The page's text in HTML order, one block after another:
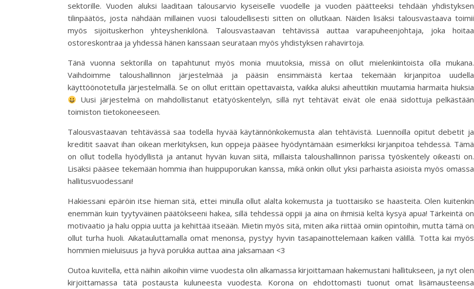
sektorille. Vuoden aluksi laaditaan talousarvio kyseiselle vuodelle ja vuoden päätteeksi tehdään yhdistyksen
tilinpäätös, josta nähdään millainen vuosi taloudellisesti sitten on ollutkaan. Näiden lisäksi talousvastaava toimii
myös sijoituskerhon yhteyshenkilönä. Talousvastaavan tehtävissä auttaa varapuheenjohtaja, joka hoitaa
ostoreskontraa ja yhdessä hänen kanssaan seurataan myös yhdistyksen rahavirtoja.
Tänä vuonna sektorilla on tapahtunut myös monia muutoksia, missä on ollut mielenkiintoista olla mukana.
Vaihdoimme taloushallinnon järjestelmää ja pääsin ensimmäistä kertaa tekemään kirjanpitoa uudella
käyttöönotetulla järjestelmällä. Se on ollut erittäin opettavaista, vaikka aluksi aiheuttikin muutamia harmaita hiuksia
Uusi järjestelmä on mahdollistanut etätyöskentelyn, sillä nyt tehtävät eivät ole enää sidottuja pelkästään
toimiston tietokoneeseen.
Talousvastaavan tehtävässä saa todella hyvää käytännönkokemusta alan tehtävistä. Luennoilla opitut debetit ja
kreditit saavat ihan oikean merkityksen, kun oppeja pääsee hyödyntämään esimerkiksi kirjanpitoa tehdessä. Tämä
on ollut todella hyödyllistä ja antanut hyvän kuvan siitä, millaista taloushallinnon parissa työskentely oikeasti on.
Lisäksi pääsee tekemään hommia ihan huippuporukan kanssa, mikä onkin ollut yksi parhaista asioista myös omassa
hallitusvuodessani!
Hakiessani epäröin itse hieman sitä, ettei minulla ollut alalta kokemusta ja tuottaisiko se haasteita. Olen kuitenkin
enemmän kuin tyytyväinen päätökseeni hakea, sillä tehdessä oppii ja aina on ihmisiä keltä kysyä apua! Tärkeintä on
motivaatio ja halu oppia uutta ja kehittää itseään. Mietin myös sitä, miten aika riittää omiin opintoihin, mutta tämä on
ollut turha huoli. Aikatauluttamalla omat menonsa, pystyy hyvin tasapainottelemaan kaiken välillä. Totta kai myös
hommien mieluisuus ja hyvä porukka auttaa aina jaksamaan <3
Outoa kuvitella, että näihin aikoihin viime vuodesta olin alkamassa kirjoittamaan hakemustani hallitukseen, ja nyt olen
kirjoittamassa tätä postausta kuluneesta vuodesta. Korona on ehdottomasti tuonut omat lisämausteensa